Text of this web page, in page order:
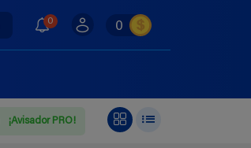
0 0
¡Avisador PRO!